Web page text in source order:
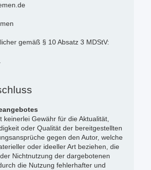
gemäß § 10 Absatz 3 MDStV:
keinerlei Gewähr für die Aktualität,
oder Qualität der bereitgestellten
gegen den Autor, welche
oder ideeller Art beziehen, die
Nichtnutzung der dargebotenen
die Nutzung fehlerhafter und